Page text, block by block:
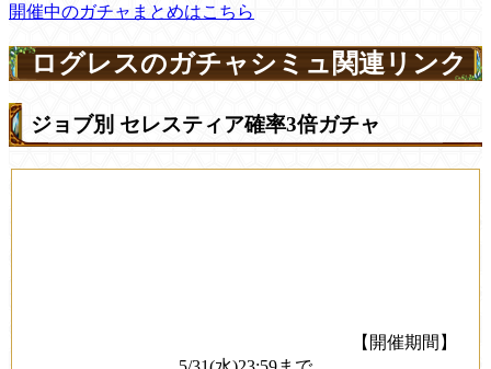
開催中のガチャまとめはこちら
ログレスのガチャシミュ関連リンク
ジョブ別 セレスティア確率3倍ガチャ
【開催期間】